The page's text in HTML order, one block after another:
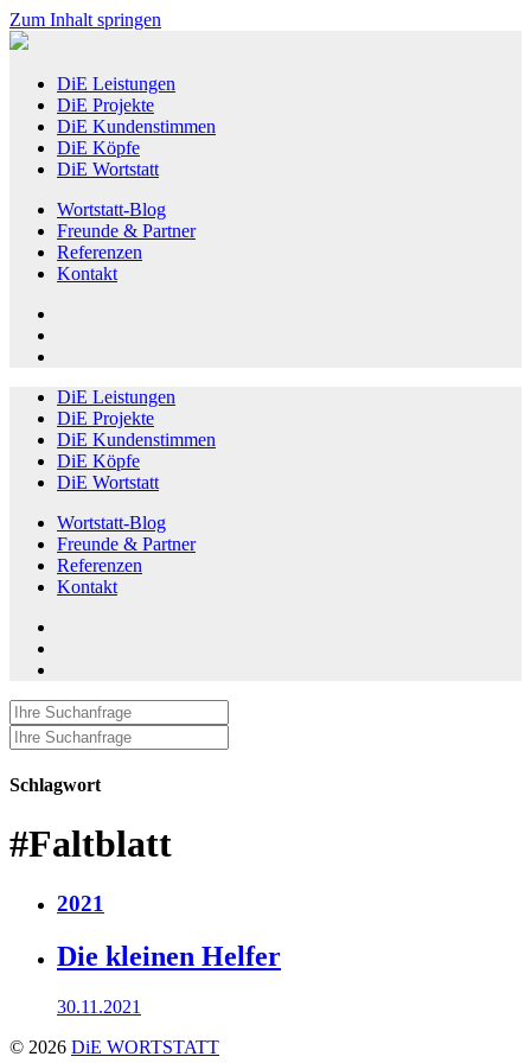
Zum Inhalt springen
DiE Leistungen
DiE Projekte
DiE Kundenstimmen
DiE Köpfe
DiE Wortstatt
Wortstatt-Blog
Freunde & Partner
Referenzen
Kontakt
DiE Leistungen
DiE Projekte
DiE Kundenstimmen
DiE Köpfe
DiE Wortstatt
Wortstatt-Blog
Freunde & Partner
Referenzen
Kontakt
Suche
nach:
Suche
nach:
Schlagwort
#Faltblatt
2021
Die kleinen Helfer
30.11.2021
© 2026 DiE WORTSTATT